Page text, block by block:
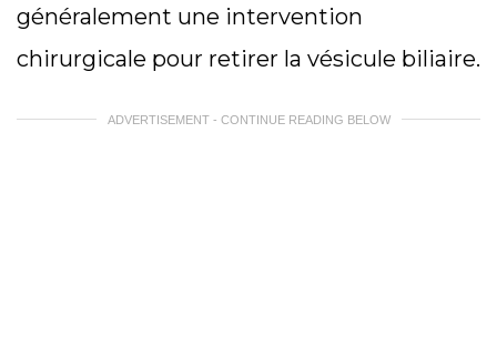
généralement une intervention
chirurgicale pour retirer la vésicule biliaire.
ADVERTISEMENT - CONTINUE READING BELOW